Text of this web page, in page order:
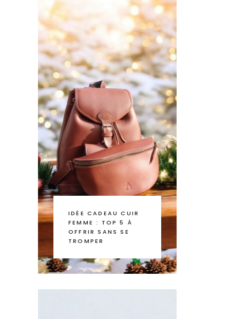
IDÉE CADEAU CUIR
FEMME : TOP 5 À
OFFRIR SANS SE
TROMPER